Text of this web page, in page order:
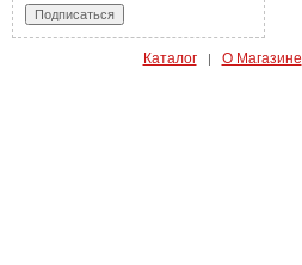
Каталог| О Магазине